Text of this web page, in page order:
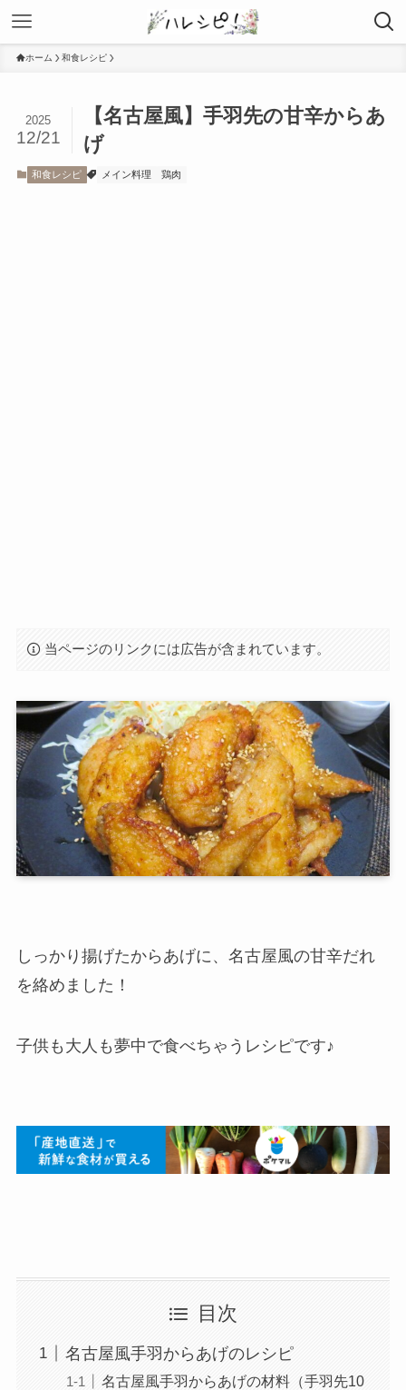
ホーム 和食レシピ
【名古屋風】手羽先の甘辛からあ
げ
2025
12/21
和食レシピ メイン料理 鶏肉
当ページのリンクには広告が含まれています。
しっかり揚げたからあげに、名古屋風の甘辛だれ
を絡めました！
子供も大人も夢中で食べちゃうレシピです♪
目次
名古屋風手羽からあげのレシピ
名古屋風手羽からあげの材料（手羽先10